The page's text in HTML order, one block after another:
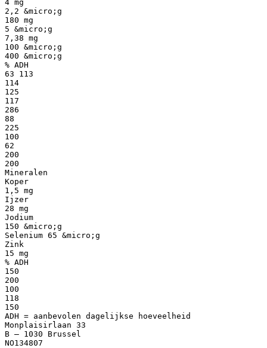
4 mg
2,2 &micro;g
180 mg
5 &micro;g
7,38 mg
100 &micro;g
400 &micro;g
% ADH
63 113
114
125
117
286
88
225
100
62
200
200
Mineralen
Koper
1,5 mg
Ijzer
28 mg
Jodium
150 &micro;g
Selenium 65 &micro;g
Zink
15 mg
% ADH
150
200
100
118
150
ADH = aanbevolen dagelijkse hoeveelheid
Monplaisirlaan 33
B – 1030 Brussel
NO134807